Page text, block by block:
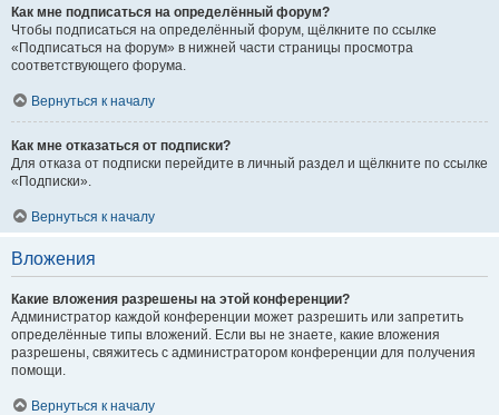
Как мне подписаться на определённый форум?
Чтобы подписаться на определённый форум, щёлкните по ссылке
«Подписаться на форум» в нижней части страницы просмотра
соответствующего форума.
Вернуться к началу
Как мне отказаться от подписки?
Для отказа от подписки перейдите в личный раздел и щёлкните по ссылке
«Подписки».
Вернуться к началу
Вложения
Какие вложения разрешены на этой конференции?
Администратор каждой конференции может разрешить или запретить
определённые типы вложений. Если вы не знаете, какие вложения
разрешены, свяжитесь с администратором конференции для получения
помощи.
Вернуться к началу